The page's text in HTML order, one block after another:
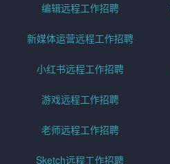
编辑远程工作招聘
新媒体运营远程工作招聘
小红书远程工作招聘
游戏远程工作招聘
老师远程工作招聘
Sketch远程工作招聘